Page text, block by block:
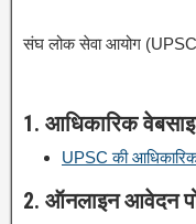
संघ लोक सेवा आयोग
1. आधिकारिक
UPSC की
2. ऑनलाइन आवेदन